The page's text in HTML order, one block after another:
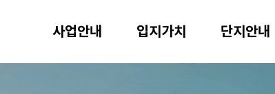
사업안내 입지가치 단지안내